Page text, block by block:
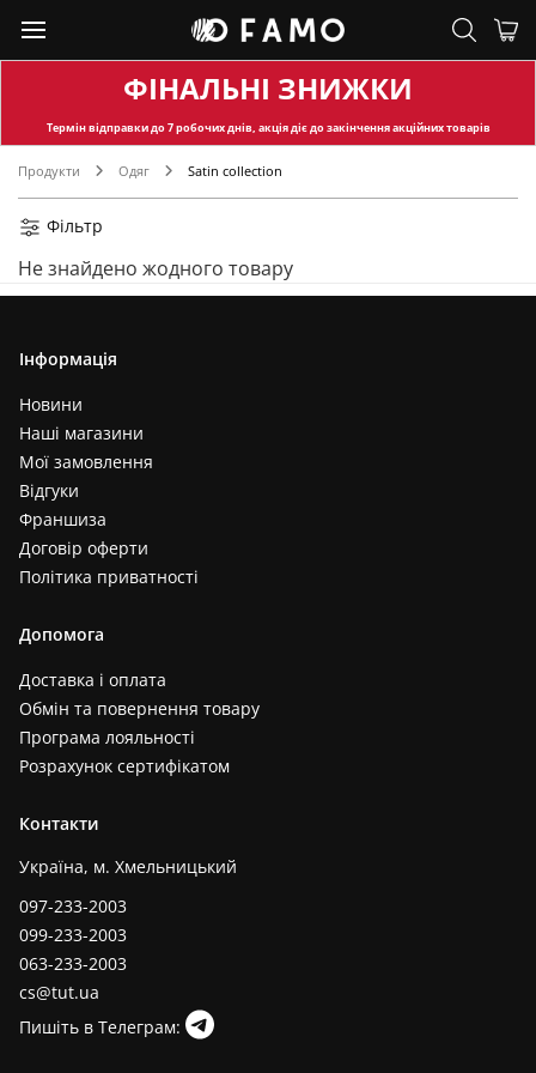
ФІНАЛЬНІ ЗНИЖКИ
Термін відправкидо 7 робочих днів, акція діє до закінчення акційних товарів
Продукти Одяг Satin collection
Фільтр
Не знайдено жодного товару
Інформація
Новини
Наші магазини
Мої замовлення
Відгуки
Франшиза
Договір оферти
Політика приватності
Допомога
Доставка і оплата
Обмін та повернення товару
Програма лояльності
Розрахунок сертифікатом
Контакти
Україна, м. Хмельницький
097-233-2003
099-233-2003
063-233-2003
cs@tut.ua
Пишіть в Телеграм: